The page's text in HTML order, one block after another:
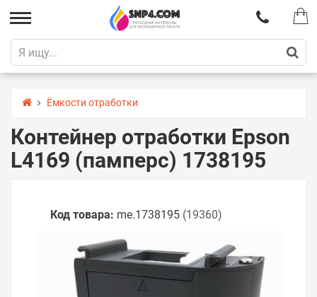
Ёмкости отработки
Контейнер отработки Epson
L4169 (памперс) 1738195
Код товара: me.1738195 (19360)